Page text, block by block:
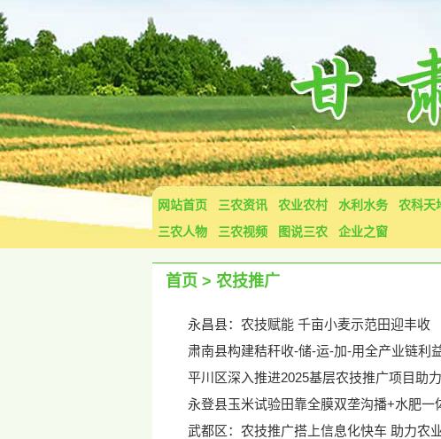
网站首页 三农资讯 农业农村 水利水务 农科天
三农人物
三农视频 图说三农 企业之窗
首页 > 农技推广
永昌县：农技赋能 千亩小麦示范田迎丰收
肃南县构建秸秆收-储-运-加-用全产业链利
平川区深入推进2025基层农技推广项目助
永登县玉米试验田靠全膜双垄沟播+水肥一
武都区：农技推广搭上信息化快车 助力农